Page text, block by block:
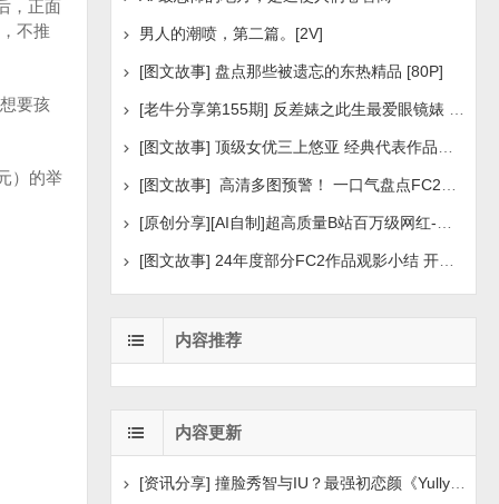
，正面
不推
要孩
）的举
男人的潮喷，第二篇。[2V]
[图文故事] 盘点那些被遗忘的东热精品 [80P]
[图文故事] 24年度部分FC2作品观影小结 开年王炸后续
内容推荐
内容更新
[资讯分享] 撞脸秀智与IU？最强初恋颜《Yully》笑起来像